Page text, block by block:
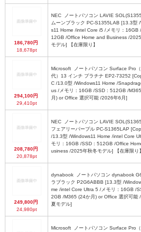
186,780円
18,678pt
NEC
ムーンブラック PC-S1355LAB [13.3型
s11 Home /intel Core i5 /メモリ：16GB
12GB /Office Home and Business /
モデル] 【在庫限り】
294,100円
29,410pt
Microsoft
代）13 インチ プラチナ EP2-73252
C /13.0型 /Windows11 Home /
us /メモリ：16GB /SSD：512GB /
月) or Office 選択可能 /2026年6月]
208,780円
20,878pt
NEC
フェアリーパープル PC-S1365LAP
/13.3型 /Windows11 Home /intel Core
モリ：16GB /SSD：512GB /Office
usiness /2025年秋冬モデル] 【在庫限り】
249,800円
24,980pt
dynabook
ラブラック P2G6ABBB [13.3型 /
me /intel Core Ultra 5 /メモリ：16GB /
2GB /M365 (24か月) or Office 選択可能
夏モデル]
Microsoft